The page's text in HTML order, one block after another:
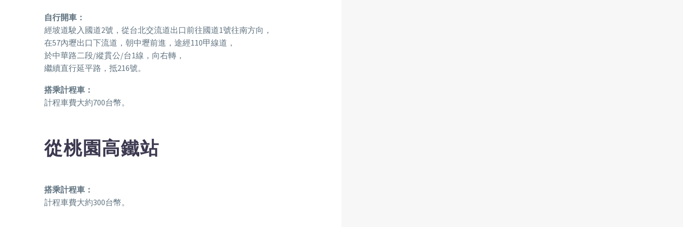
自行開車：
經坡道駛入國道2號，從台北交流道出口前往國道1號往南方向，
在57內壢出口下流道，朝中壢前進，途經110甲線道，
於中華路二段/縱貫公/台1線，向右轉，
繼續直行延平路，抵216號。
搭乘計程車：
計程車費大約700台幣。
從桃園高鐵站
搭乘計程車：
計程車費大約300台幣。